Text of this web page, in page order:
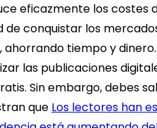
eficazmente los costes
de conquistar los
tiempo y
las publicaciones
Sin embargo, debes
que Los lectores han